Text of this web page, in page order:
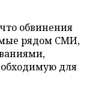
обвинения
рядом СМИ,
для